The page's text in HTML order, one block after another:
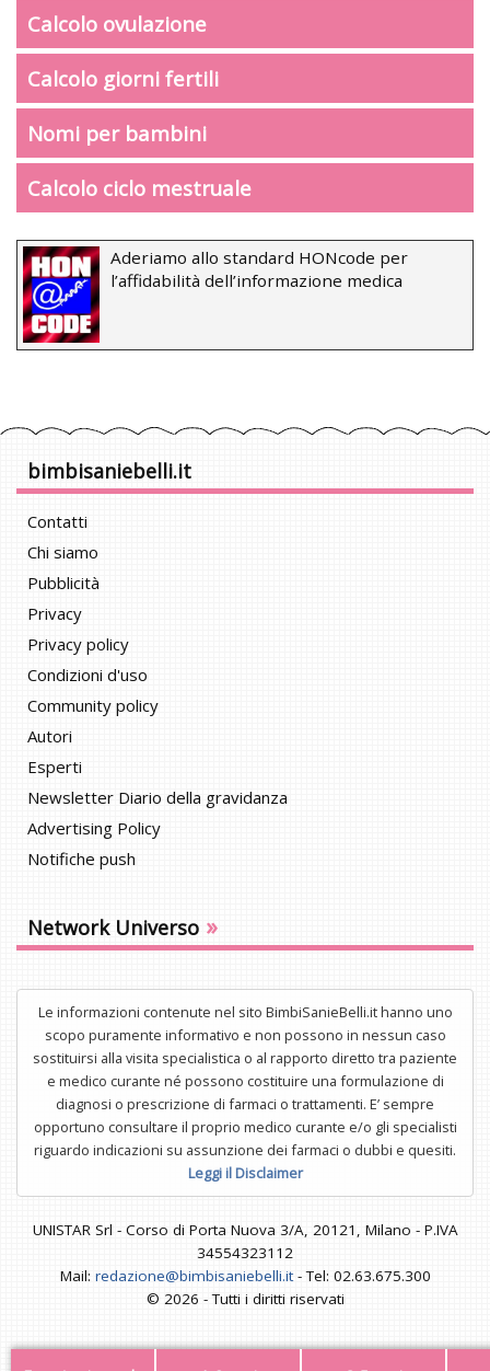
Calcolo ovulazione
Calcolo giorni fertili
Nomi per bambini
Calcolo ciclo mestruale
Aderiamo allo standard HONcode per
l’affidabilità dell’informazione medica
bimbisaniebelli.it
Contatti
Chi siamo
Pubblicità
Privacy
Privacy policy
Condizioni d'uso
Community policy
Autori
Esperti
Newsletter Diario della gravidanza
Advertising Policy
Notifiche push
Network Universo »
Le informazioni contenute nel sito BimbiSanieBelli.it hanno uno
scopo puramente informativo e non possono in nessun caso
sostituirsi alla visita specialistica o al rapporto diretto tra paziente
e medico curante né possono costituire una formulazione di
diagnosi o prescrizione di farmaci o trattamenti. E’ sempre
opportuno consultare il proprio medico curante e/o gli specialisti
riguardo indicazioni su assunzione dei farmaci o dubbi e quesiti.
Leggi il Disclaimer
UNISTAR Srl - Corso di Porta Nuova 3/A, 20121, Milano - P.IVA
34554323112
Mail: redazione@bimbisaniebelli.it- Tel: 02.63.675.300
© 2026 - Tutti i diritti riservati